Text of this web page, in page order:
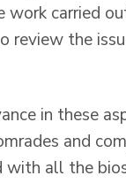
work carried
review the
in these
and
all the